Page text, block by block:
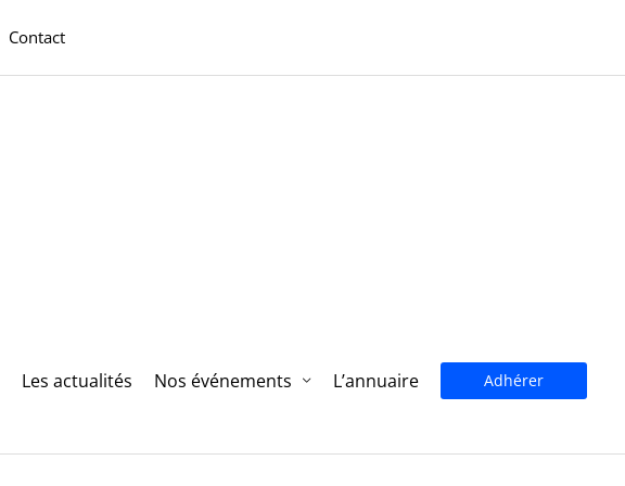
Contact
Les actualités Nos événements L’annuaire Adhérer